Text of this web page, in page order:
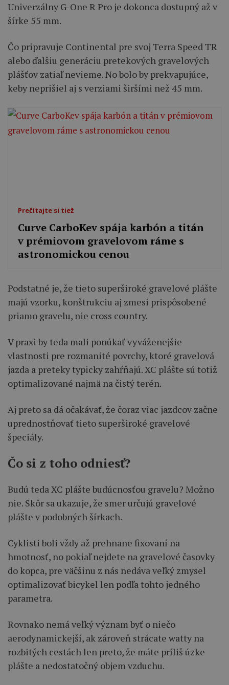
Univerzálny G-One R Pro je dokonca dostupný až v
šírke 55 mm.
Čo pripravuje Continental pre svoj Terra Speed TR
alebo ďalšiu generáciu pretekových gravelových
plášťov zatiaľ nevieme. No bolo by prekvapujúce,
keby neprišiel aj s verziami širšími než 45 mm.
Prečítajte si tiež
Curve CarboKev spája karbón a titán
v prémiovom gravelovom ráme s
astronomickou cenou
Podstatné je, že tieto superširoké gravelové plášte
majú vzorku, konštrukciu aj zmesi prispôsobené
priamo gravelu, nie cross country.
V praxi by teda mali ponúkať vyváženejšie
vlastnosti pre rozmanité povrchy, ktoré gravelová
jazda a preteky typicky zahŕňajú. XC plášte sú totiž
optimalizované najmä na čistý terén.
Aj preto sa dá očakávať, že čoraz viac jazdcov začne
uprednostňovať tieto superširoké gravelové
špeciály.
Čo si z toho odniesť?
Budú teda XC plášte budúcnosťou gravelu? Možno
nie. Skôr sa ukazuje, že smer určujú gravelové
plášte v podobných šírkach.
Cyklisti boli vždy až prehnane fixovaní na
hmotnosť, no pokiaľ nejdete na gravelové časovky
do kopca, pre väčšinu z nás nedáva veľký zmysel
optimalizovať bicykel len podľa tohto jedného
parametra.
Rovnako nemá veľký význam byť o niečo
aerodynamickejší, ak zároveň strácate watty na
rozbitých cestách len preto, že máte príliš úzke
plášte a nedostatočný objem vzduchu.